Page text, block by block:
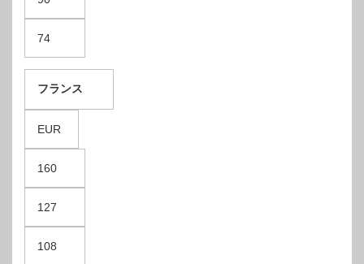
74
フランス
EUR
160
127
108